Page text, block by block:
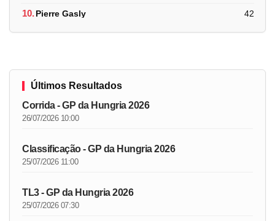
10.Pierre Gasly 42
Últimos Resultados
Corrida - GP da Hungria 2026
26/07/2026 10:00
Classificação - GP da Hungria 2026
25/07/2026 11:00
TL3 - GP da Hungria 2026
25/07/2026 07:30